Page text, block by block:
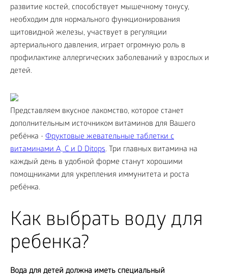
развитие костей, способствует мышечному тонусу,
необходим для нормального функционирования
щитовидной железы, участвует в регуляции
артериального давления, играет огромную роль в
профилактике аллергических заболеваний у взрослых и
детей.
Представляем вкусное лакомство, которое станет
дополнительным источником витаминов для Вашего
ребёнка - Фруктовые жевательные таблетки с
витаминами A, C и D Ditops. Три главных витамина на
каждый день в удобной форме станут хорошими
помощниками для укрепления иммунитета и роста
ребёнка.
Как выбрать воду для
ребенка?
Вода для детей должна иметь специальный